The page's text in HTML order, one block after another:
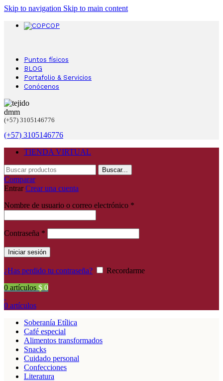
Skip to navigation Skip to main content
COP
Puntos físicos
BLOG
Portafolio & Servicios
Conócenos
(+57) 3105146776
(+57) 3105146776
TIENDA VIRTUAL
Buscar...
Comparar
EntrarCrear una cuenta
Nombre de usuario o correo electrónico *
Contraseña *
Iniciar sesión
¿Has perdido tu contraseña?
Recordarme
0 artículos $ 0
0 artículos
Soberanía Etílica
Café especial
Alimentos transformados
Snacks
Cuidado personal
Confecciones
Literatura